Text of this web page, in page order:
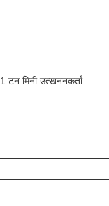
टन मिनी उत्खननकर्ता